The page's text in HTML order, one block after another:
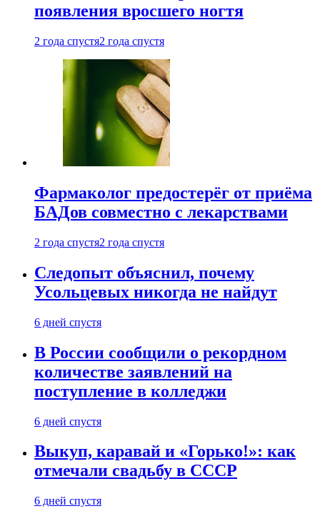
появления вросшего ногтя
2 года спустя2 года спустя
Фармаколог предостерёг от приёма
БАДов совместно с лекарствами
2 года спустя2 года спустя
Следопыт объяснил, почему
Усольцевых никогда не найдут
6 дней спустя
В России сообщили о рекордном
количестве заявлений на
поступление в колледжи
6 дней спустя
Выкуп, каравай и «Горько!»: как
отмечали свадьбу в СССР
6 дней спустя